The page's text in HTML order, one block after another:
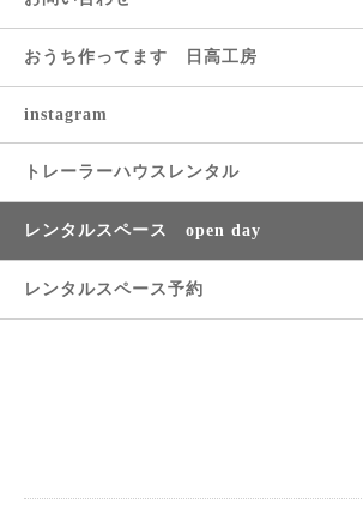
おうち作ってます 日高工房
instagram
トレーラーハウスレンタル
レンタルスペース open day
レンタルスペース予約